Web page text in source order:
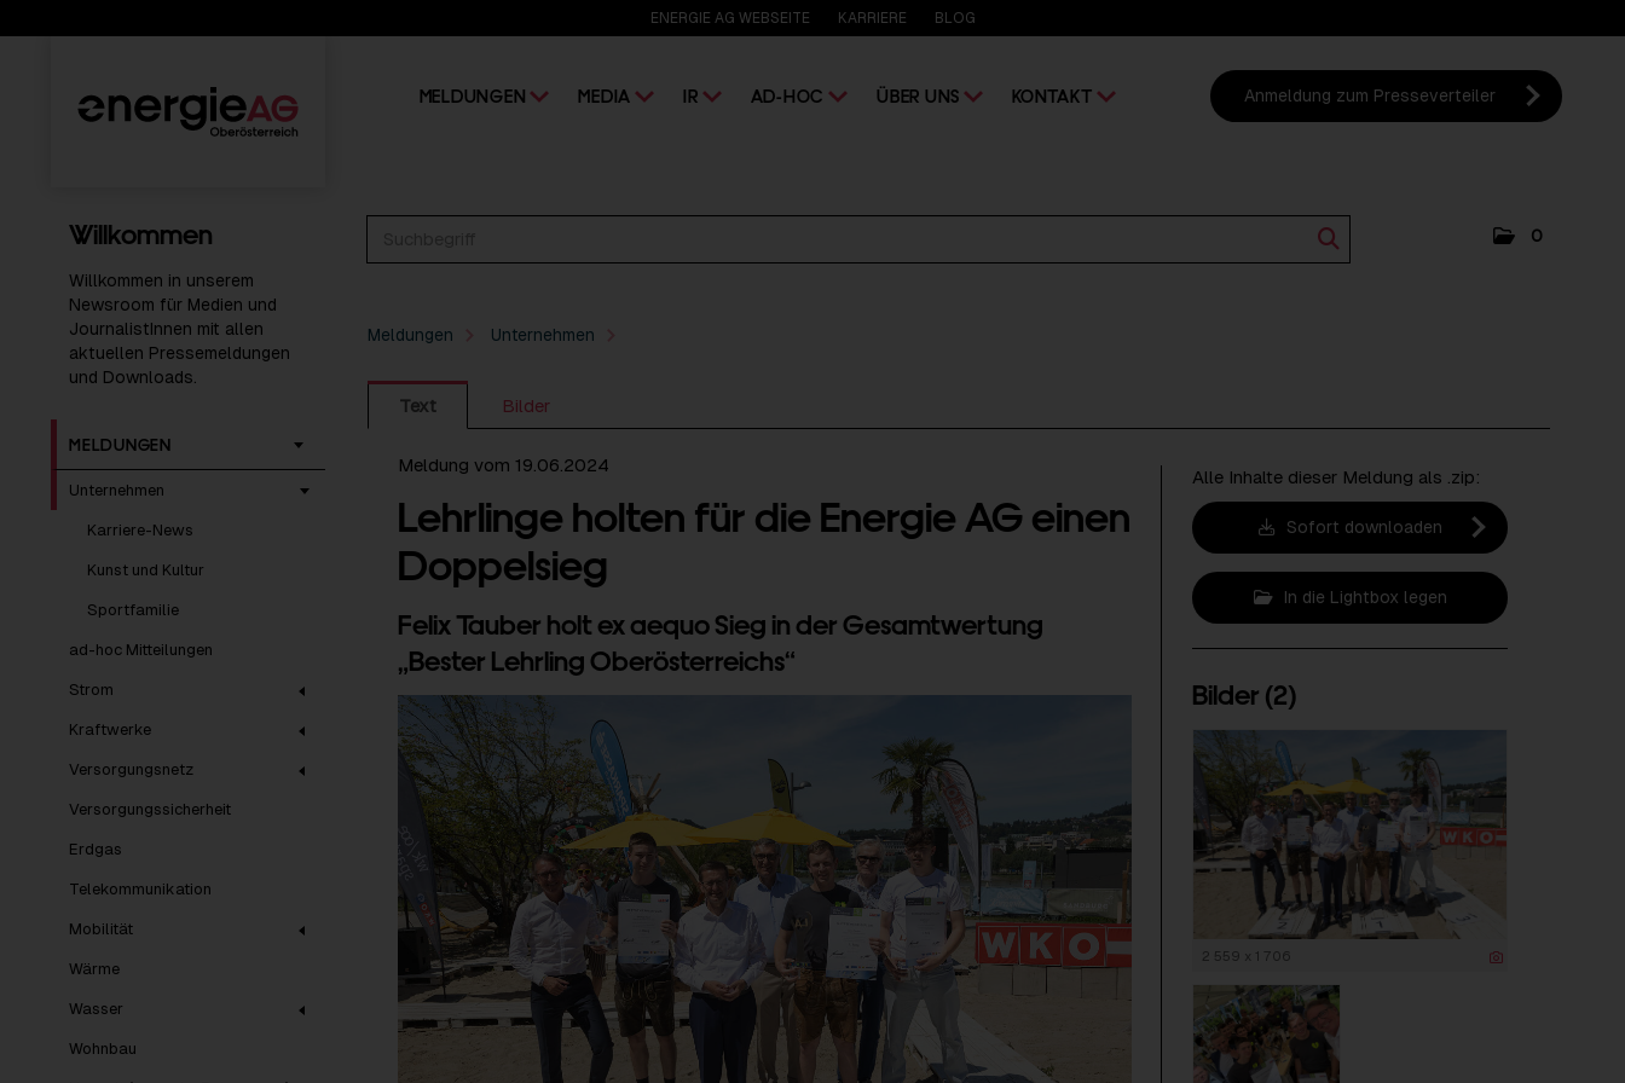
ENERGIE AG WEBSEITE KARRIERE BLOG
MELDUNGEN MEDIA IR AD-HOC ÜBER UNS KONTAKT Anmeldung zum Presseverteiler
0
Willkommen
Willkommen in unserem
Newsroom für Medien und
JournalistInnen mit allen
aktuellen Pressemeldungen
und Downloads.
MELDUNGEN
Unternehmen
Karriere-News
Kunst und Kultur
Sportfamilie
ad-hoc Mitteilungen
Strom
Kraftwerke
Versorgungsnetz
Versorgungssicherheit
Erdgas
Telekommunikation
Mobilität
Wärme
Wasser
Wohnbau
Meldungen Unternehmen
Text Bilder
Meldung vom 19.06.2024
Lehrlinge holten für die Energie AG einen
Doppelsieg
Felix Tauber holt ex aequo Sieg in der Gesamtwertung
„Bester Lehrling Oberösterreichs“
Alle Inhalte dieser Meldung als .zip:
Sofort downloaden
In die Lightbox legen
Bilder (2)
2 559 x 1 706